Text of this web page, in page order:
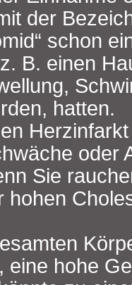
der
schon
B. einen
hatten.
oder
Sie
hohen
eine hohe